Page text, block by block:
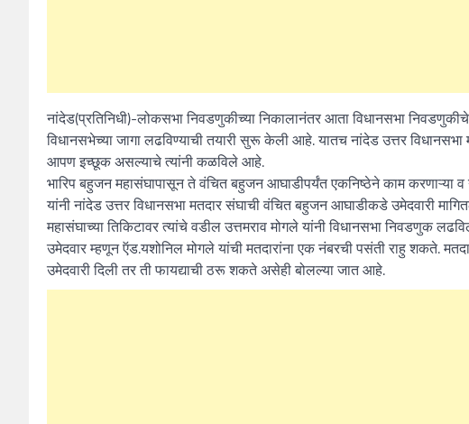
नांदेड(प्रतिनिधी)-लोकसभा निवडणुकीच्या निकालानंतर आता विधानसभा
विधानसभेच्या जागा लढविण्याची तयारी सुरू केली आहे. यातच नांदेड उत्तर विधानसभा
आपण इच्छूक असल्याचे त्यांनी कळविले आहे.
भारिप बहुजन महासंघापासून ते वंचित बहुजन आघाडीपर्यंत एकनिष्ठेने काम
यांनी नांदेड उत्तर विधानसभा मतदार संघाची वंचित बहुजन आघाडीकडे उमेदवारी
महासंघाच्या तिकिटावर त्यांचे वडील उत्तमराव मोगले यांनी विधानसभा निवडणुक
उमेदवार म्हणून ऍड.यशोनिल मोगले यांची मतदारांना एक नंबरची पसंती राहु शकते.
उमेदवारी दिली तर ती फायद्याची ठरू शकते असेही बोलल्या जात आहे.